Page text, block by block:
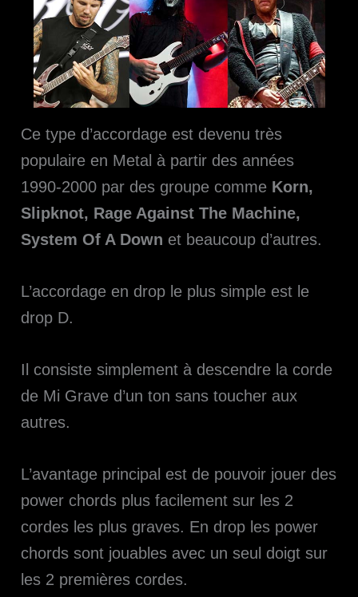
Ce type d’accordage est devenu très
populaire en Metal à partir des années
1990-2000 par des groupe comme Korn,
Slipknot, Rage Against The Machine,
System Of A Down et beaucoup d’autres.
L’accordage en drop le plus simple est le
drop D.
Il consiste simplement à descendre la corde
de Mi Grave d’un ton sans toucher aux
autres.
L’avantage principal est de pouvoir jouer des
power chords plus facilement sur les 2
cordes les plus graves. En drop les power
chords sont jouables avec un seul doigt sur
les 2 premières cordes.